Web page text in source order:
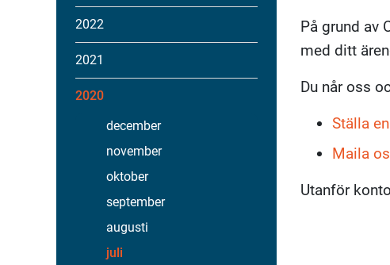
2022
2021
2020
december
november
oktober
september
augusti
juli
På grund av
med ditt
Du når oss
Ställa
Maila
Utanför